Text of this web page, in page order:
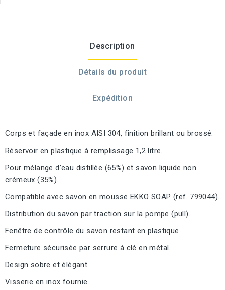
Description
Détails du produit
Expédition
Corps et façade en inox AISI 304, finition brillant ou brossé.
Réservoir en plastique à remplissage 1,2 litre.
Pour mélange d’eau distillée (65%) et savon liquide non
crémeux (35%).
Compatible avec savon en mousse EKKO SOAP (ref. 799044).
Distribution du savon par traction sur la pompe (pull).
Fenêtre de contrôle du savon restant en plastique.
Fermeture sécurisée par serrure à clé en métal.
Design sobre et élégant.
Visserie en inox fournie.